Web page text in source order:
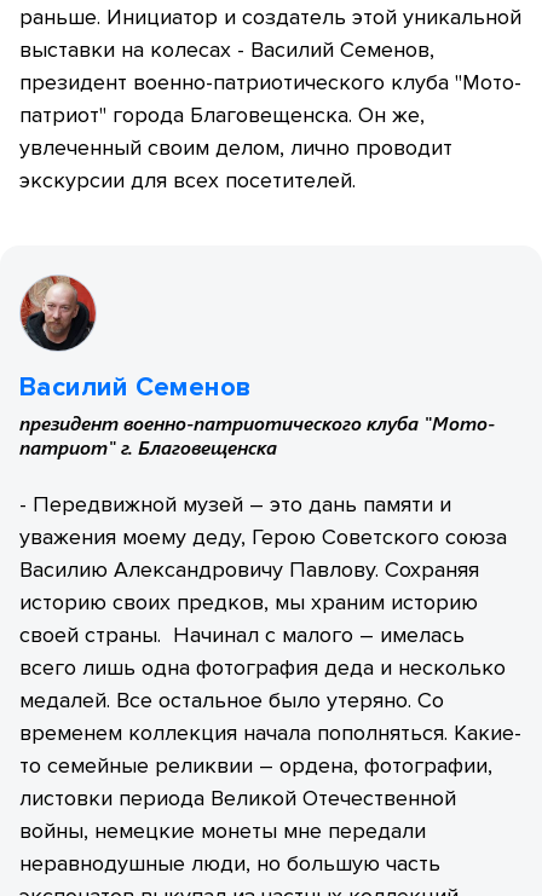
раньше. Инициатор и создатель этой уникальной
выставки на колесах - Василий Семенов,
президент военно-патриотического клуба "Мото-
патриот" города Благовещенска. Он же,
увлеченный своим делом, лично проводит
экскурсии для всех посетителей.
Василий Семенов
президент военно-патриотического клуба "Мото-
патриот" г. Благовещенска
- Передвижной музей – это дань памяти и
уважения моему деду, Герою Советского союза
Василию Александровичу Павлову. Сохраняя
историю своих предков, мы храним историю
своей страны. Начинал с малого – имелась
всего лишь одна фотография деда и несколько
медалей. Все остальное было утеряно. Со
временем коллекция начала пополняться. Какие-
то семейные реликвии – ордена, фотографии,
листовки периода Великой Отечественной
войны, немецкие монеты мне передали
неравнодушные люди, но большую часть